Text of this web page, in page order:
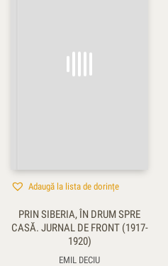
Adaugă la lista de dorințe
PRIN SIBERIA, ÎN DRUM SPRE
CASĂ. JURNAL DE FRONT (1917-
1920)
EMIL DECIU